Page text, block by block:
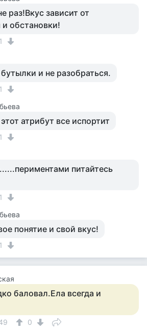
раз!Вкус зависит от
и обстановки!
1
и не разобраться.
1
атрибут все испортит
1
питайтесь
1
понятие и свой вкус!
1
баловал.Ела всегда и
0